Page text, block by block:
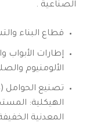
الصناعية .
قطاع البناء
إطارات الأبواب
الألومنيوم
الهيكلية:
المعدنية